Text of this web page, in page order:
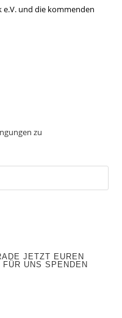
e.V. und die kommenden
zu
JETZT EUREN
UNS SPENDEN